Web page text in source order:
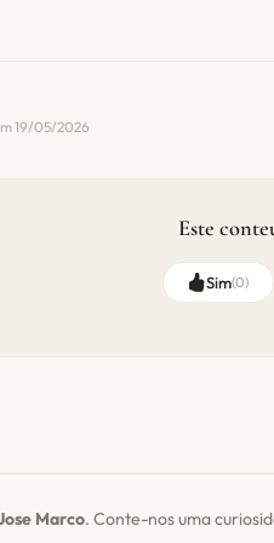
19/05/2026
Este
Sim(0)
Marco. Conte-nos uma